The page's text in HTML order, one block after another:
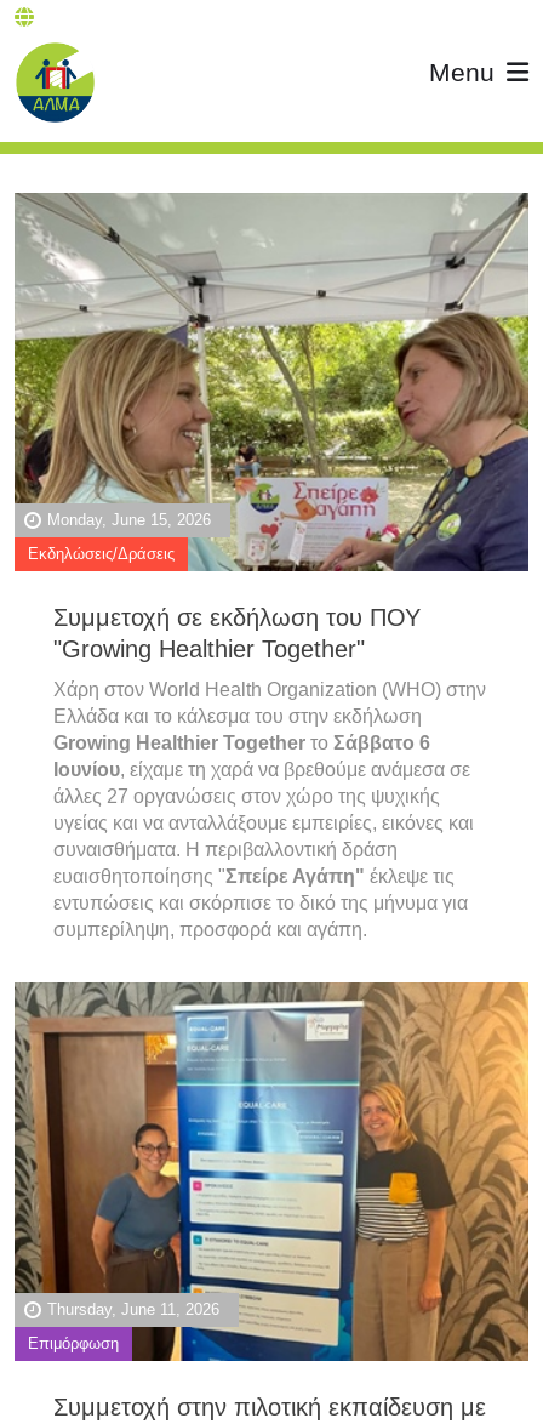
Menu
Monday, June 15, 2026
Εκδηλώσεις/Δράσεις
Συμμετοχή σε εκδήλωση του ΠΟΥ
"Growing Healthier Together"
Χάρη στον World Health Organization (WHO) στην
Ελλάδα και το κάλεσμα του στην εκδήλωση
Growing Healthier Together το Σάββατο 6
Ιουνίου, είχαμε τη χαρά να βρεθούμε ανάμεσα σε
άλλες 27 οργανώσεις στον χώρο της ψυχικής
υγείας και να ανταλλάξουμε εμπειρίες, εικόνες και
συναισθήματα. Η περιβαλλοντική δράση
ευαισθητοποίησης "Σπείρε Αγάπη" έκλεψε τις
εντυπώσεις και σκόρπισε το δικό της μήνυμα για
συμπερίληψη, προσφορά και αγάπη.
Thursday, June 11, 2026
Επιμόρφωση
Συμμετοχή στην πιλοτική εκπαίδευση με